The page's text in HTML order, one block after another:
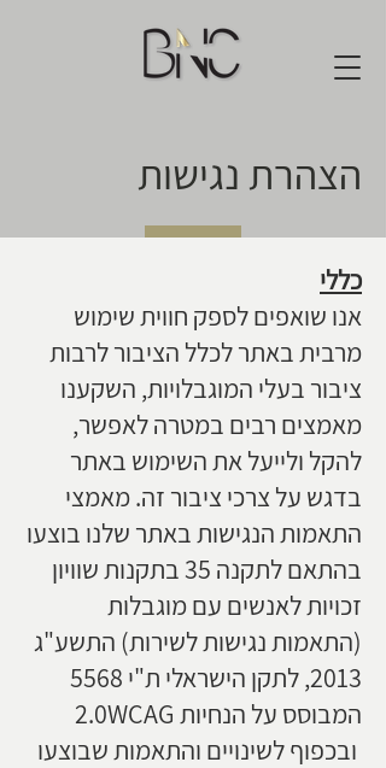
הצהרת נגישות
כללי
אנו שואפים לספק חווית שימוש
מרבית באתר לכלל הציבור לרבות
ציבור בעלי המוגבלויות, השקענו
מאמצים רבים במטרה לאפשר,
להקל ולייעל את השימוש באתר
בדגש על צרכי ציבור זה. מאמצי
התאמות הנגישות באתר שלנו בוצעו
בהתאם לתקנה 35 בתקנות שוויון
זכויות לאנשים עם מוגבלות
(התאמות נגישות לשירות) התשע"ג
2013, לתקן הישראלי ת"י 5568
המבוסס על הנחיות 2.0WCAG
ובכפוף לשינויים והתאמות שבוצעו